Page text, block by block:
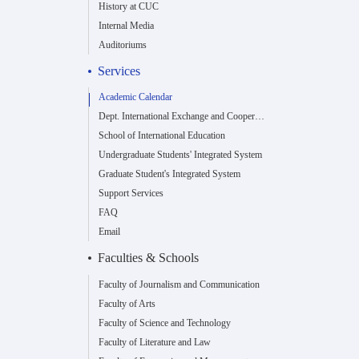
History at CUC
Internal Media
Auditoriums
Services
Academic Calendar
Dept. International Exchange and Cooperation
School of International Education
Undergraduate Students' Integrated System
Graduate Student's Integrated System
Support Services
FAQ
Email
Faculties & Schools
Faculty of Journalism and Communication
Faculty of Arts
Faculty of Science and Technology
Faculty of Literature and Law